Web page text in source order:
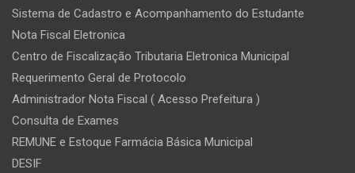
Sistema de Cadastro e Acompanhamento do Estudante
Nota Fiscal Eletronica
Centro de Fiscalização Tributaria Eletronica Municipal
Requerimento Geral de Protocolo
Administrador Nota Fiscal ( Acesso Prefeitura )
Consulta de Exames
REMUNE e Estoque Farmácia Básica Municipal
DESIF